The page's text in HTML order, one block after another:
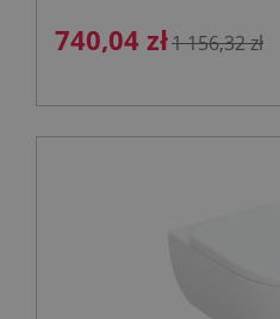
740,04 zł1 156,32 zł